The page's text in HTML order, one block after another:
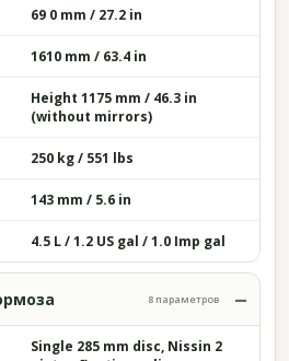
69 0 mm / 27.2 in
1610 mm / 63.4 in
Height 1175 mm / 46.3 in
(without mirrors)
250 kg / 551 lbs
143 mm / 5.6 in
4.5 L / 1.2 US gal / 1.0 Imp gal
8 параметров
Single 285 mm disc, Nissin 2